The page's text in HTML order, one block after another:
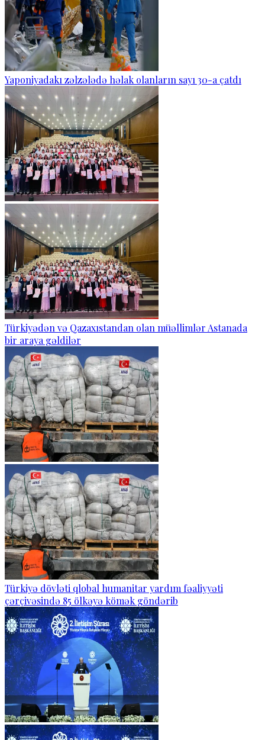
Yaponiyadakı zəlzələdə həlak olanların sayı 30-a çatdı
Türkiyədən və Qazaxıstandan olan müəllimlər Astanada
bir araya gəldilər
Türkiyə dövləti qlobal humanitar yardım fəaliyyəti
çərçivəsində 85 ölkəyə kömək göndərib